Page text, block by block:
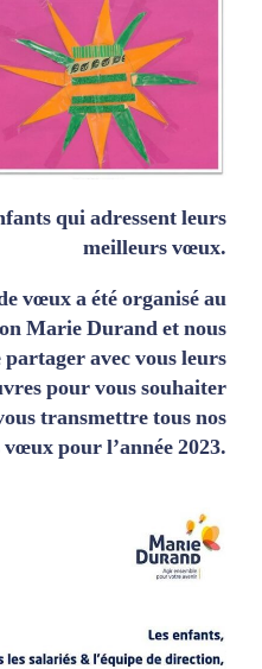
qui adressent leurs
meilleurs vœux.
vœux a été organisé au
Marie Durand et nous
avec vous leurs
pour vous souhaiter
transmettre tous nos
pour l’année 2023.